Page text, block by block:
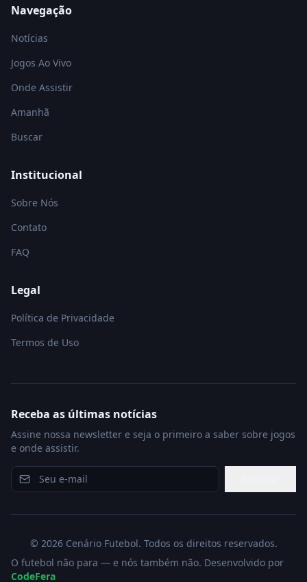
Navegação
Notícias
Jogos Ao Vivo
Onde Assistir
Amanhã
Buscar
Institucional
Sobre Nós
Contato
FAQ
Legal
Política de Privacidade
Termos de Uso
Receba as últimas notícias
Assine nossa newsletter e seja o primeiro a saber sobre jogos
e onde assistir.
© 2026Cenário Futebol. Todos os direitos reservados.
O futebol não para — e nós também não. Desenvolvido por
CodeFera